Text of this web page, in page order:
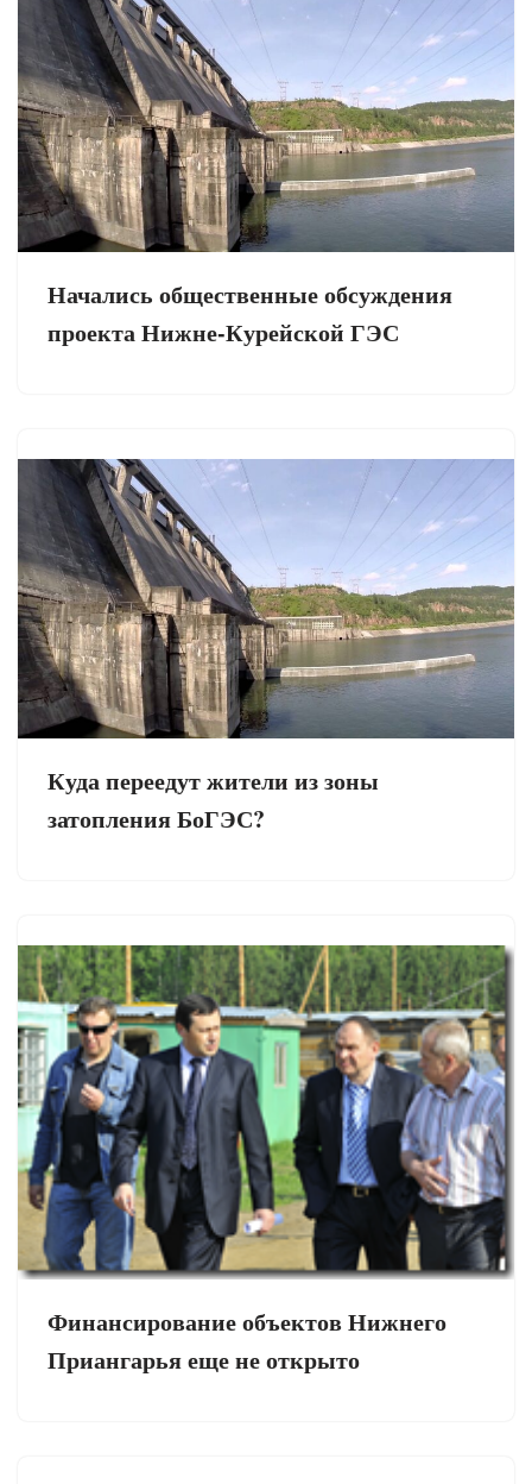
Начались общественные обсуждения
проекта Нижне-Курейской ГЭС
Куда переедут жители из зоны
затопления БоГЭС?
Финансирование объектов Нижнего
Приангарья еще не открыто